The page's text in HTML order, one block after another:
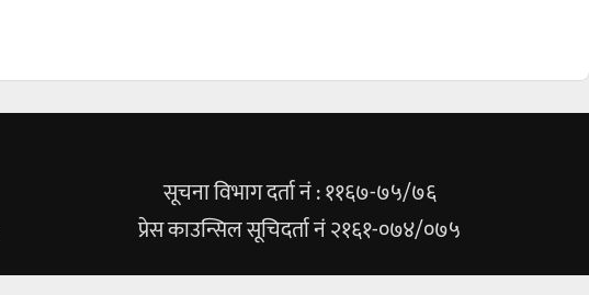
सूचना विभाग दर्ता नं : ११६७-७५/७६
प्रेस काउन्सिल सूचिदर्ता नं २१६१-०७४/०७५